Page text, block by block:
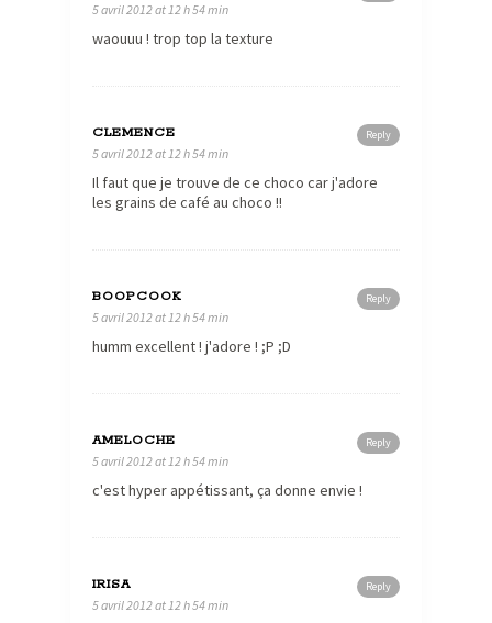
5 avril 2012 at 12 h 54 min
waouuu ! trop top la texture
Reply
CLEMENCE
5 avril 2012 at 12 h 54 min
Il faut que je trouve de ce choco car j'adore
les grains de café au choco !!
Reply
BOOPCOOK
5 avril 2012 at 12 h 54 min
humm excellent ! j'adore ! ;P ;D
Reply
AMELOCHE
5 avril 2012 at 12 h 54 min
c'est hyper appétissant, ça donne envie !
Reply
IRISA
5 avril 2012 at 12 h 54 min